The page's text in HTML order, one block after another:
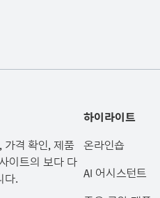
가격 확인, 제품
이트의 보다 다
다.
하이라이트
온라인숍
AI 어시스턴트